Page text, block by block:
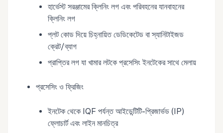
হার্ভেস্ট সরঞ্জামের ক্লিনিং লগ এবং পরিবহনের যানবাহনের
ক্লিনিং লগ
প্লট কোড দিয়ে চিহ্নায়িত ডেডিকেটেড বা স্যানিটাইজড
ক্রেট/ব্যাগ
প্রাপ্তির লগ যা খামার লটকে প্রসেসিং ইনটেকের সাথে মেলায়
প্রসেসিং ও ফ্রিজিং
ইনটেক থেকে IQF পর্যন্ত আইডেন্টিটি-প্রিজার্ভড (IP)
ফ্লোচার্ট এবং লাইন মানচিত্র